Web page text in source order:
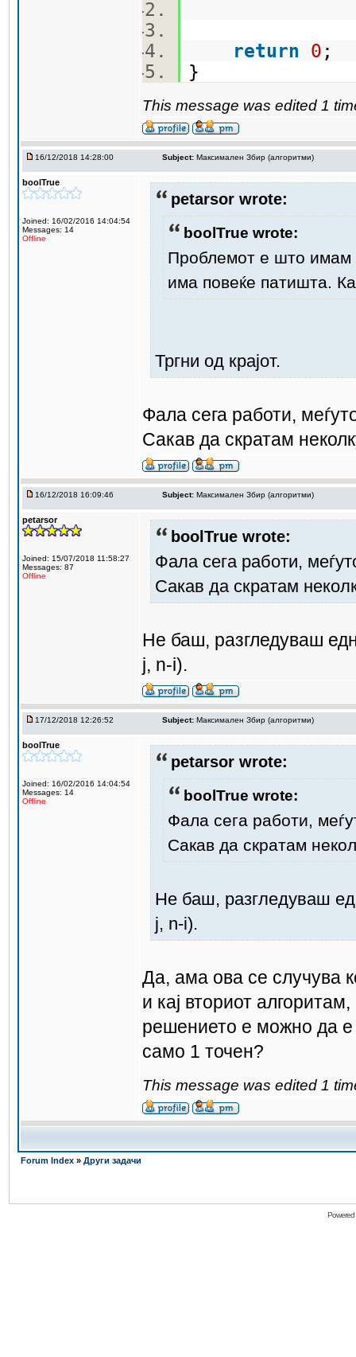
return 0 ;
}
This message was edited 1
16/12/2018 14:28:00 Subject: Максимален Збир (алгоритми)
boolTrue
Joined: 16/02/2016 14:04:54
Messages: 14
Offline
petarsor wrote:
boolTrue wrote:
Проблемот е што имам
има повеќе патишта.
Тргни од крајот.
Фала сега работи,
Сакав да скратам
16/12/2018 16:09:46 Subject: Максимален Збир (алгоритми)
petarsor
Joined: 15/07/2018 11:58:27
Messages: 87
Offline
boolTrue wrote:
Фала сега работи,
Сакав да скратам
Не баш, разгледуваш
j, n-i).
17/12/2018 12:26:52 Subject: Максимален Збир (алгоритми)
boolTrue
Joined: 16/02/2016 14:04:54
Messages: 14
Offline
petarsor wrote:
boolTrue wrote:
Фала сега работи,
Сакав да скратам
Не баш, разгледуваш
j, n-i).
Да, ама ова се случува
и кај вториот
решението е можно да е
само 1 точен?
This message was edited 1
Forum Index » Други задачи